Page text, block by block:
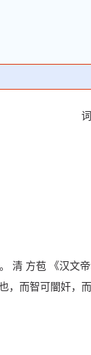
清 方苞 《汉
，而智可闇奸，